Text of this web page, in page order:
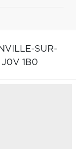
SUR-
J0V 1B0